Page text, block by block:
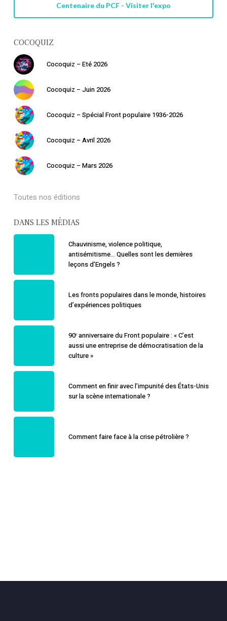
Votre panier est vide.
Retourner à la
librairie
Centenaire du PCF - Visiter l'expo
COCOQUIZ
Cocoquiz – Eté 2026
Cocoquiz – Juin 2026
Cocoquiz – Spécial Front populaire 1936-2026
Cocoquiz – Avril 2026
Cocoquiz – Mars 2026
Toutes nos éditions
DANS LES MÉDIAS
Chauvinisme, violence politique,
antisémitisme… Quelles sont les dernières
leçons d’Engels ?
Les fronts populaires dans le monde, histoires
d’expériences politiques
90ᵉ anniversaire du Front populaire : « C’est
aussi une entreprise de démocratisation de la
culture »
Comment en finir avec l’impunité des États-Unis
sur la scène internationale ?
Comment faire face à la crise pétrolière ?